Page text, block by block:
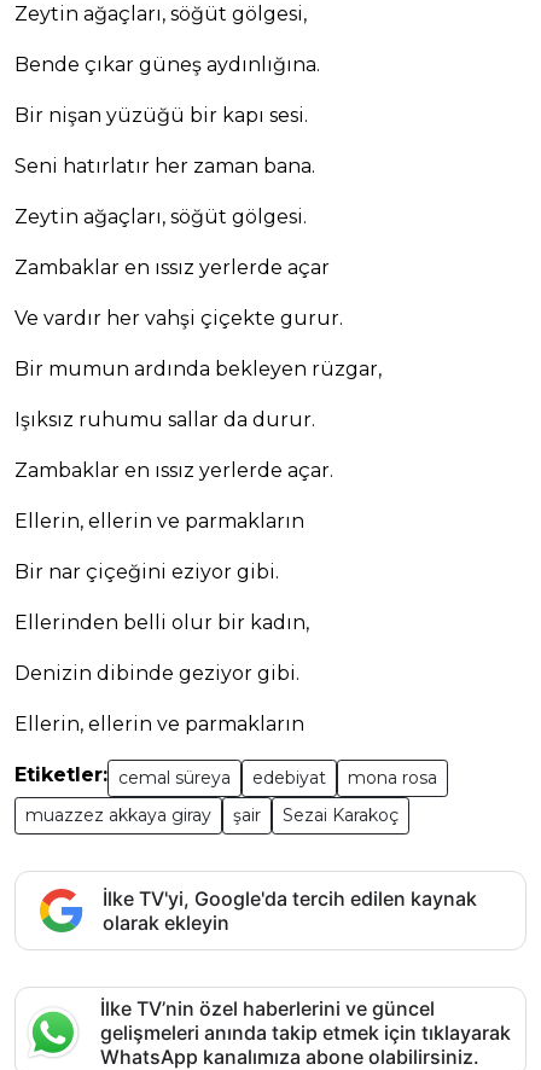
Zeytin ağaçları, söğüt gölgesi,
Bende çıkar güneş aydınlığına.
Bir nişan yüzüğü bir kapı sesi.
Seni hatırlatır her zaman bana.
Zeytin ağaçları, söğüt gölgesi.
Zambaklar en ıssız yerlerde açar
Ve vardır her vahşi çiçekte gurur.
Bir mumun ardında bekleyen rüzgar,
Işıksız ruhumu sallar da durur.
Zambaklar en ıssız yerlerde açar.
Ellerin, ellerin ve parmakların
Bir nar çiçeğini eziyor gibi.
Ellerinden belli olur bir kadın,
Denizin dibinde geziyor gibi.
Ellerin, ellerin ve parmakların
Etiketler: cemal süreya edebiyat
mona rosa
muazzez akkaya giray
şair Sezai Karakoç
İlke TV'yi, Google'da tercih edilen kaynak
olarak ekleyin
İlke TV’nin özel haberlerini ve güncel
gelişmeleri anında takip etmek için tıklayarak
WhatsApp kanalımıza abone olabilirsiniz.